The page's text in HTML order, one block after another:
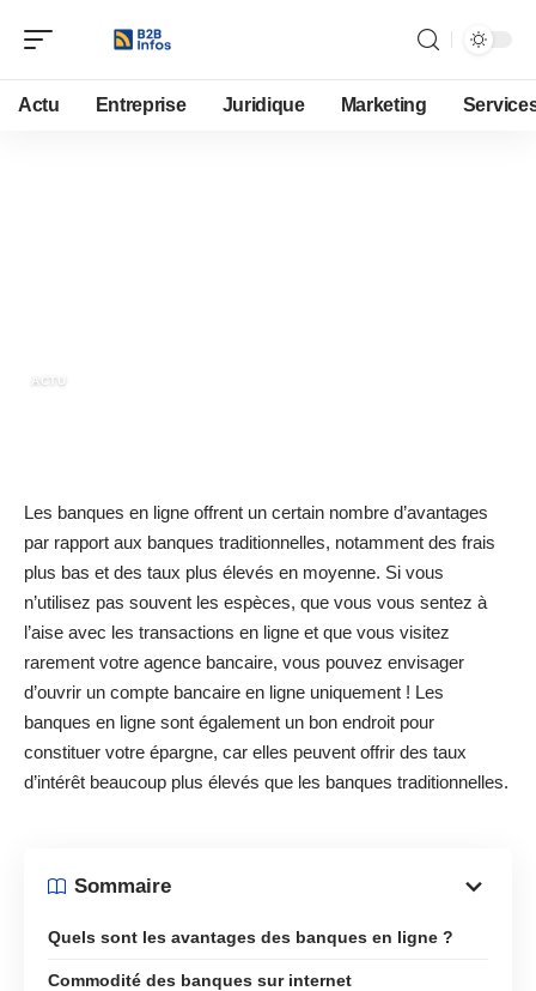
Actu Entreprise Juridique Marketing
ACTU
Les banques en ligne offrent un certain nombre d’avantages
par rapport aux banques traditionnelles, notamment des frais
plus bas et des taux plus élevés en moyenne. Si vous
n’utilisez pas souvent les espèces, que vous vous sentez à
l’aise avec les transactions en ligne et que vous visitez
rarement votre agence bancaire, vous pouvez envisager
d’ouvrir un compte bancaire en ligne uniquement ! Les
banques en ligne sont également un bon endroit pour
constituer votre épargne, car elles peuvent offrir des taux
d’intérêt beaucoup plus élevés que les banques traditionnelles.
Sommaire
Quels sont les avantages des banques en ligne ?
Commodité des banques sur internet